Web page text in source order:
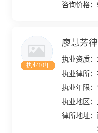
咨询价格：
执业10年
廖慧芳
执业资质：
执业律所：
执业年限：
执业地区：
律所地址：